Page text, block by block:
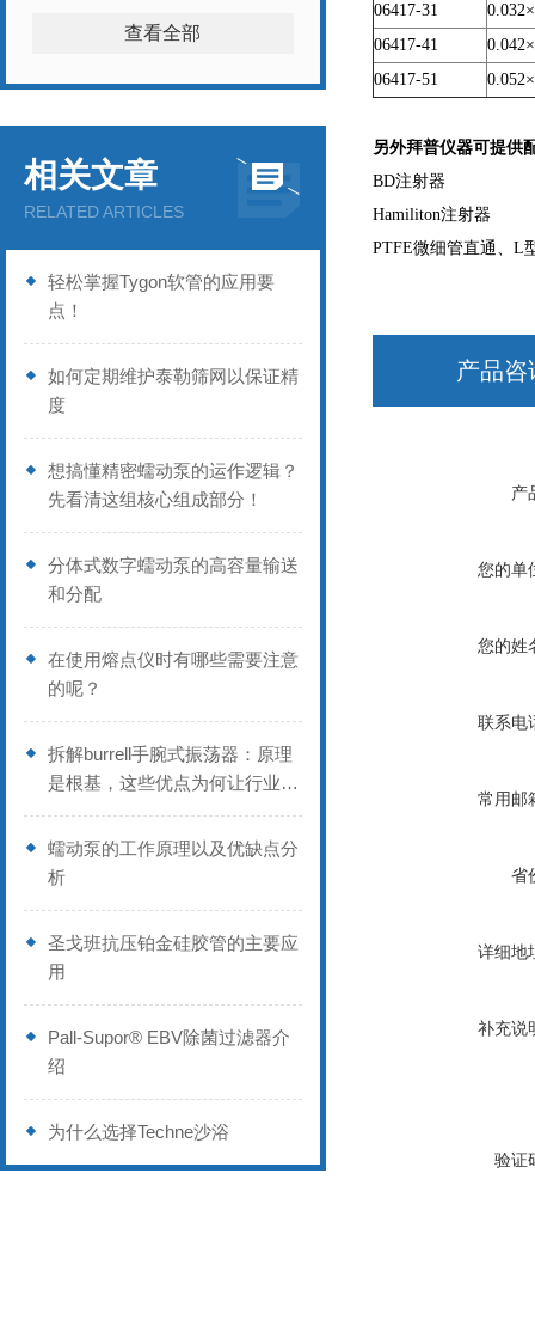
查看全部
相关文章
RELATED ARTICLES
轻松掌握Tygon软管的应用要
点！
如何定期维护泰勒筛网以保证精
度
想搞懂精密蠕动泵的运作逻辑？
先看清这组核心组成部分！
分体式数字蠕动泵的高容量输送
和分配
在使用熔点仪时有哪些需要注意
的呢？
拆解burrell手腕式振荡器：原理
是根基，这些优点为何让行业偏
爱？
蠕动泵的工作原理以及优缺点分
析
圣戈班抗压铂金硅胶管的主要应
用
Pall-Supor® EBV除菌过滤器介
绍
为什么选择Techne沙浴
06417-31
0.032
06417-41
0.042
06417-51
0.052
另外拜普仪器可提供
BD注射器
Hamiliton注射器
PTFE微细管直通、L
产品咨
产
您的单
您的姓
联系电
常用邮
省
详细地
补充说
验证